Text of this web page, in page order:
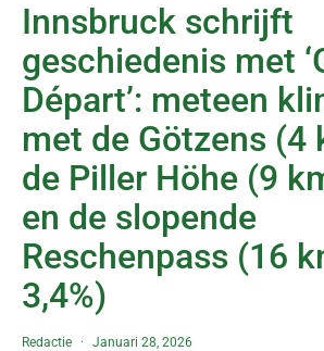
Innsbruck schrijft
geschiedenis met
Départ’: meteen
met de Götzens (4
de Piller Höhe (9
en de slopende
Reschenpass (16
3,4%)
Redactie Januari 28, 2026